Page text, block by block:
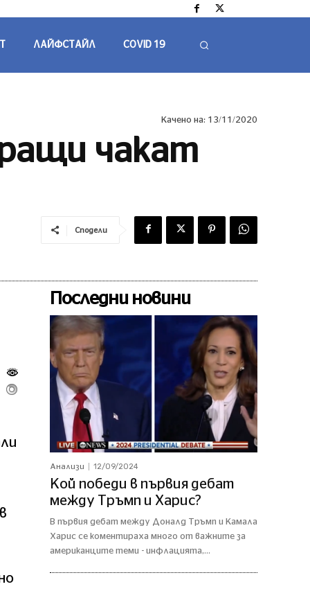
ЛАЙФСТАЙЛ COVID 19
Качено на: 13/11/2020
чакат
Сподели
Последни новини
Анализи 12/09/2024
Кой победи в първия дебат
между Тръмп и Харис?
В първия дебат между Доналд Тръмп и Камала
Харис се коментираха много от важните за
американците теми - инфлацията,...